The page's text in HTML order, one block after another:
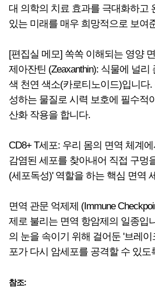
대 의학의 치료 효과를 극대화하고
있는 미래를 매우 희망적으로 보여
[편집실 메모] 쏙쏙 이해되는 영양
제아잔틴 (Zeaxanthin): 식물에 널
색 천연 색소(카로티노이드)입니다
성하는 물질로 시력 보호에 필수적
산화 작용을 합니다.
CD8+ T세포: 우리 몸의 면역 체계
감염된 세포를 찾아내어 직접 구멍
(세포독성)' 역할을 하는 핵심 면역
면역 관문 억제제 (Immune
제로 불리는 면역 항암제의 일종입
의 눈을 속이기 위해 걸어둔 '브레
포가 다시 암세포를 공격할 수 있
참조: